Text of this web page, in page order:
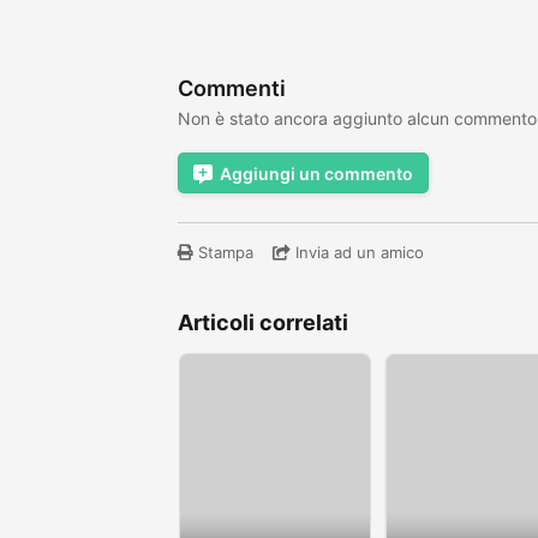
Commenti
Non è stato ancora aggiunto alcun commento
Aggiungi un commento
Stampa Invia ad un amico
Articoli correlati